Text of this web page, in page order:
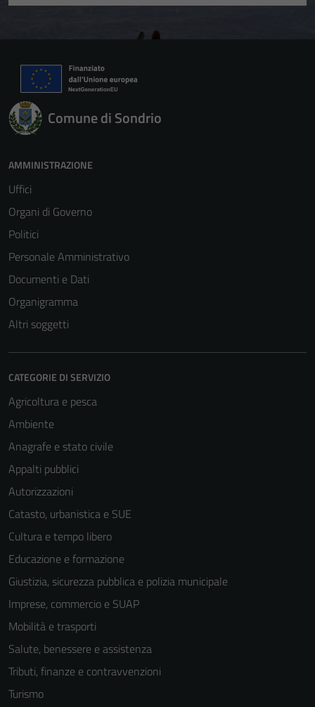
Comune di Sondrio
AMMINISTRAZIONE
Uffici
Organi di Governo
Politici
Personale Amministrativo
Documenti e Dati
Organigramma
Altri soggetti
CATEGORIE DI SERVIZIO
Agricoltura e pesca
Ambiente
Anagrafe e stato civile
Appalti pubblici
Autorizzazioni
Catasto, urbanistica e SUE
Cultura e tempo libero
Educazione e formazione
Giustizia, sicurezza pubblica e polizia municipale
Imprese, commercio e SUAP
Mobilità e trasporti
Salute, benessere e assistenza
Tributi, finanze e contravvenzioni
Turismo